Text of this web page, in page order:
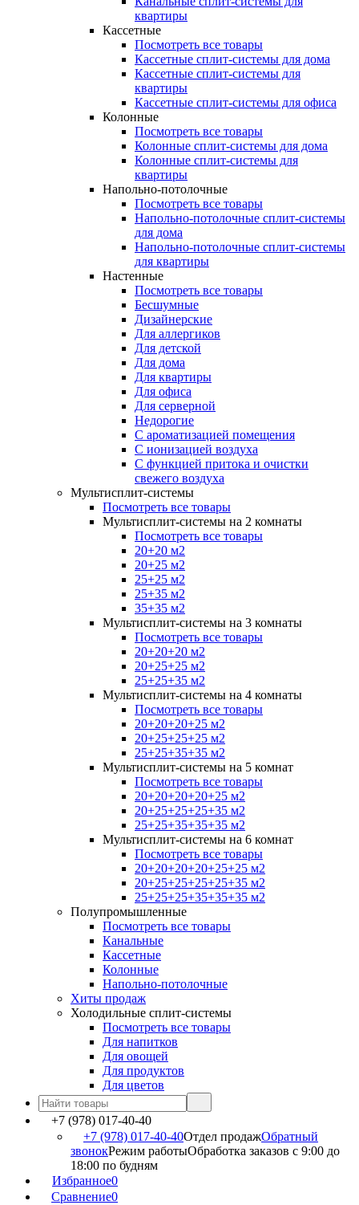
квартиры
Кассетные
Посмотреть все товары
Кассетные сплит-системы для дома
Кассетные сплит-системы для
квартиры
Кассетные сплит-системы для офиса
Колонные
Посмотреть все товары
Колонные сплит-системы для дома
Колонные сплит-системы для
квартиры
Напольно-потолочные
Посмотреть все товары
Напольно-потолочные сплит-системы
для дома
Напольно-потолочные сплит-системы
для квартиры
Настенные
Посмотреть все товары
Бесшумные
Дизайнерские
Для аллергиков
Для детской
Для дома
Для квартиры
Для офиса
Для серверной
Недорогие
С ароматизацией помещения
С ионизацией воздуха
С функцией притока и очистки
свежего воздуха
Мультисплит-системы
Посмотреть все товары
Мультисплит-системы на 2 комнаты
Посмотреть все товары
20+20 м2
20+25 м2
25+25 м2
25+35 м2
35+35 м2
Мультисплит-системы на 3 комнаты
Посмотреть все товары
20+20+20 м2
20+25+25 м2
25+25+35 м2
Мультисплит-системы на 4 комнаты
Посмотреть все товары
20+20+20+25 м2
20+25+25+25 м2
25+25+35+35 м2
Мультисплит-системы на 5 комнат
Посмотреть все товары
20+20+20+20+25 м2
20+25+25+25+35 м2
25+25+35+35+35 м2
Мультисплит-системы на 6 комнат
Посмотреть все товары
20+20+20+20+25+25 м2
20+25+25+25+25+35 м2
25+25+25+35+35+35 м2
Полупромышленные
Посмотреть все товары
Канальные
Кассетные
Колонные
Напольно-потолочные
Хиты продаж
Холодильные сплит-системы
Посмотреть все товары
Для напитков
Для овощей
Для продуктов
Для цветов
+7 (978) 017-40-40
+7 (978) 017-40-40Отдел продажОбратный
звонокРежим работыОбработка заказов с 9:00 до
18:00 по будням
Избранное0
Сравнение0